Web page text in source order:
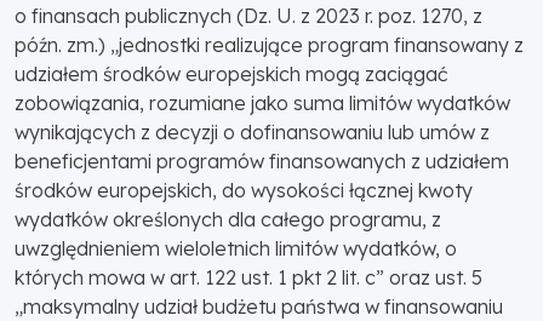
o finansach publicznych (Dz. U. z 2023 r. poz. 1270, z
późn. zm.) „jednostki realizujące program finansowany z
udziałem środków europejskich mogą zaciągać
zobowiązania, rozumiane jako suma limitów wydatków
wynikających z decyzji o dofinansowaniu lub umów z
beneficjentami programów finansowanych z udziałem
środków europejskich, do wysokości łącznej kwoty
wydatków określonych dla całego programu, z
uwzględnieniem wieloletnich limitów wydatków, o
których mowa w art. 122 ust. 1 pkt 2 lit. c” oraz ust. 5
„maksymalny udział budżetu państwa w finansowaniu